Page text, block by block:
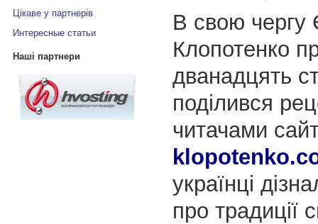
Цікаве у партнерів
Интересные статьи
Наші партнери
В свою чергу
Клопотенко
дванадцять
поділився
читачами
українці
про традиції